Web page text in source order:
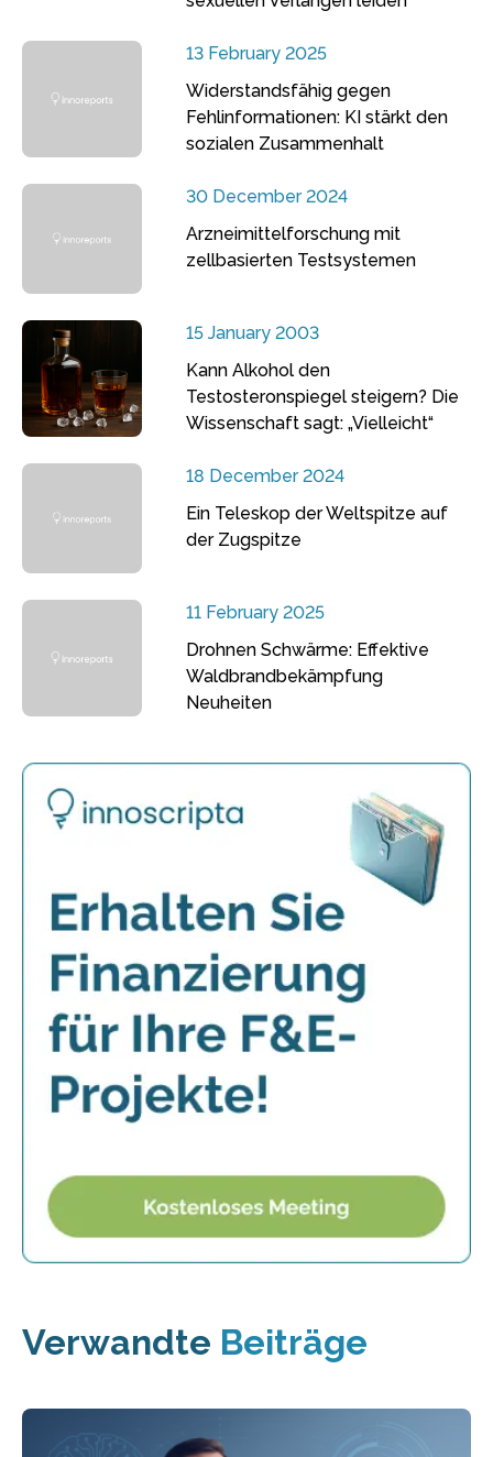
13 February 2025
Widerstandsfähig gegen
Fehlinformationen: KI stärkt den
sozialen Zusammenhalt
30 December 2024
Arzneimittelforschung mit
zellbasierten Testsystemen
15 January 2003
Kann Alkohol den
Testosteronspiegel steigern? Die
Wissenschaft sagt: „Vielleicht“
18 December 2024
Ein Teleskop der Weltspitze auf
der Zugspitze
11 February 2025
Drohnen Schwärme: Effektive
Waldbrandbekämpfung
Neuheiten
Verwandte Beiträge